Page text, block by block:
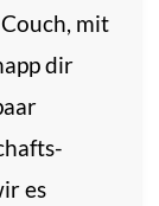
mit
dir
es